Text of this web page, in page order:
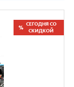
СЕГОДНЯ СО
СКИДКОЙ